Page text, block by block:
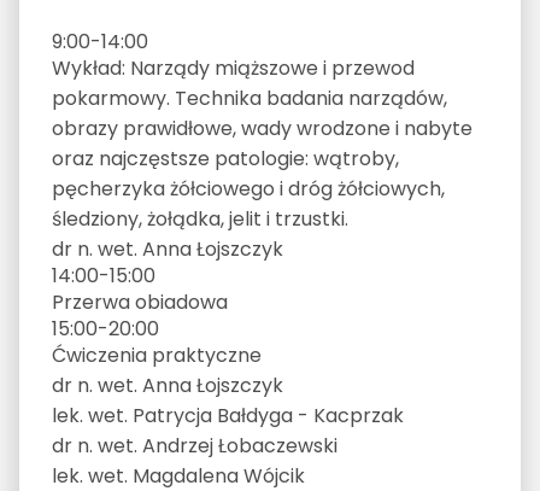
9:00-14:00
Wykład: Narządy miąższowe i przewod
pokarmowy. Technika badania narządów,
obrazy prawidłowe, wady wrodzone i nabyte
oraz najczęstsze patologie: wątroby,
pęcherzyka żółciowego i dróg żółciowych,
śledziony, żołądka, jelit i trzustki.
dr n. wet. Anna Łojszczyk
14:00-15:00
Przerwa obiadowa
15:00-20:00
Ćwiczenia praktyczne
dr n. wet. Anna Łojszczyk
lek. wet. Patrycja Bałdyga - Kacprzak
dr n. wet. Andrzej Łobaczewski
lek. wet. Magdalena Wójcik